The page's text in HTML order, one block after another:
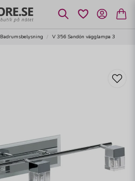
Badrumsbelysning V 356 Sandön vägglampa 3